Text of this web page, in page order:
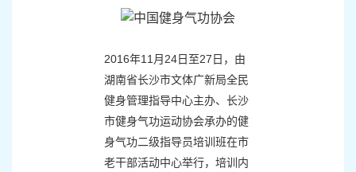
2016年11月24日至27日，由
湖南省长沙市文体广新局全民
健身管理指导中心主办、长沙
市健身气功运动协会承办的健
身气功二级指导员培训班在市
老干部活动中心举行，培训内